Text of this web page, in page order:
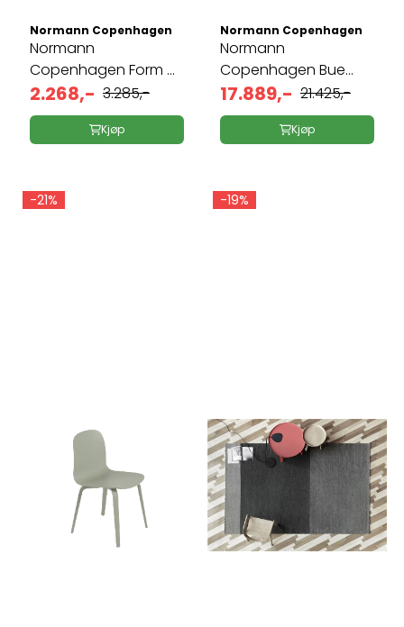
Normann Copenhagen
Normann
Copenhagen Form ...
2.268,- 3.285,-
Kjøp
Normann Copenhagen
Normann
Copenhagen Bue
Dining ...
17.889,- 21.425,-
Kjøp
-21% -19%